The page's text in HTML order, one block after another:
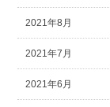
2021年8月
2021年7月
2021年6月